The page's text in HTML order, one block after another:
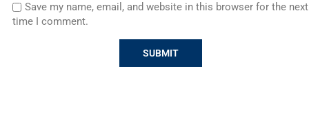
Save my name, email, and website in this browser for the next
time I comment.